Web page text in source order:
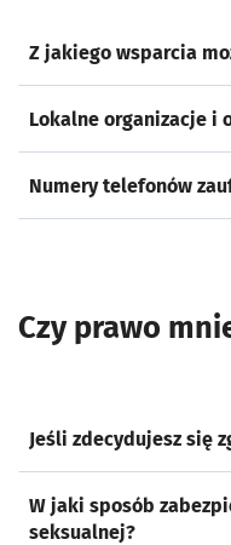
Z jakiego wsparcia
Lokalne organizacje i
Numery telefonów
Czy prawo
Jeśli zdecydujesz się
W jaki sposób
seksualnej?